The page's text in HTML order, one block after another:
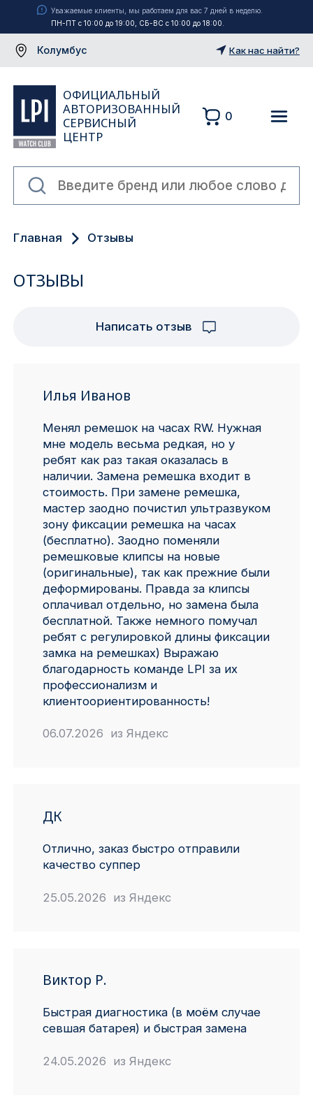
Уважаемые клиенты, мы работаем для вас 7 дней в неделю.
ПН-ПТ с 10:00 до 19:00, СБ-ВС с 10:00 до 18:00.
Колумбус
Екатеринбург
Санкт-Петербург
Владивосток
Казань
Волгоград
Кемерово
Воронеж
Краснодар
Красноярск
1 Мая
1 Поселок
2717 км
52127 городок
Как нас найти?
ОФИЦИАЛЬНЫЙ
АВТОРИЗОВАННЫЙ
СЕРВИСНЫЙ
ЦЕНТР
0
Главная Отзывы
ОТЗЫВЫ
Написать отзыв
Илья Иванов
06.07.2026 из Яндекс
Менял ремешок на часах RW. Нужная
мне модель весьма редкая, но у
ребят как раз такая оказалась в
наличии. Замена ремешка входит в
стоимость. При замене ремешка,
мастер заодно почистил ультразвуком
зону фиксации ремешка на часах
(бесплатно). Заодно поменяли
ремешковые клипсы на новые
(оригинальные), так как прежние были
деформированы. Правда за клипсы
оплачивал отдельно, но замена была
бесплатной. Также немного помучал
ребят с регулировкой длины фиксации
замка на ремешках) Выражаю
благодарность команде LPI за их
профессионализм и
клиентоориентированность!
ДК
25.05.2026 из Яндекс
Отлично, заказ быстро отправили
качество суппер
Виктор Р.
24.05.2026 из Яндекс
Быстрая диагностика (в моём случае
севшая батарея) и быстрая замена